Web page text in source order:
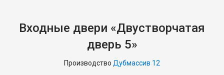
Входные двери «Двустворчатая
дверь 5»
Производство Дубмассив 12